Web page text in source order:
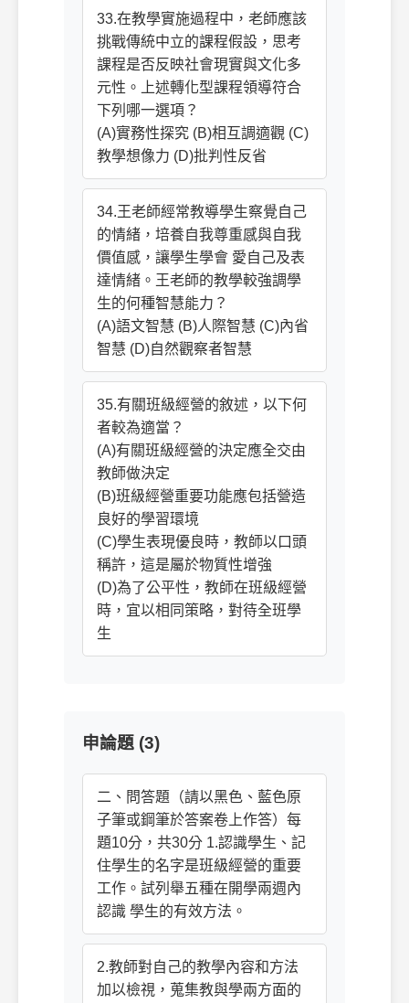
33.在教學實施過程中，老師應該
挑戰傳統中立的課程假設，思考
課程是否反映社會現實與文化多
元性。上述轉化型課程領導符合
下列哪一選項？
(A)實務性探究 (B)相互調適觀 (C)
教學想像力 (D)批判性反省
34.王老師經常教導學生察覺自己
的情緒，培養自我尊重感與自我
價值感，讓學生學會 愛自己及表
達情緒。王老師的教學較強調學
生的何種智慧能力？
(A)語文智慧 (B)人際智慧 (C)內省
智慧 (D)自然觀察者智慧
35.有關班級經營的敘述，以下何
者較為適當？
(A)有關班級經營的決定應全交由
教師做決定
(B)班級經營重要功能應包括營造
良好的學習環境
(C)學生表現優良時，教師以口頭
稱許，這是屬於物質性增強
(D)為了公平性，教師在班級經營
時，宜以相同策略，對待全班學
生
申論題 (3)
二、問答題（請以黑色、藍色原
子筆或鋼筆於答案卷上作答）每
題10分，共30分 1.認識學生、記
住學生的名字是班級經營的重要
工作。試列舉五種在開學兩週內
認識 學生的有效方法。
2.教師對自己的教學內容和方法
加以檢視，蒐集教與學兩方面的